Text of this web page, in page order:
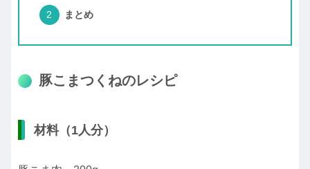
まとめ
豚こまつくねのレシピ
材料（1人分）